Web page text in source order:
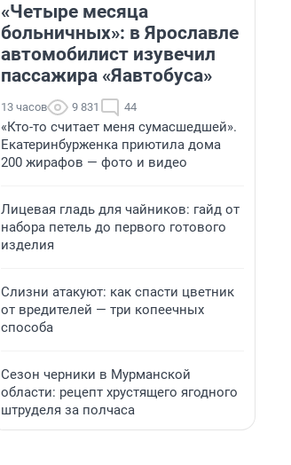
«Четыре месяца
больничных»: в Ярославле
автомобилист изувечил
пассажира «Яавтобуса»
13 часов 9 831 44
«Кто-то считает меня сумасшедшей».
Екатеринбурженка приютила дома
200 жирафов — фото и видео
Лицевая гладь для чайников: гайд от
набора петель до первого готового
изделия
Слизни атакуют: как спасти цветник
от вредителей — три копеечных
способа
Сезон черники в Мурманской
области: рецепт хрустящего ягодного
штруделя за полчаса